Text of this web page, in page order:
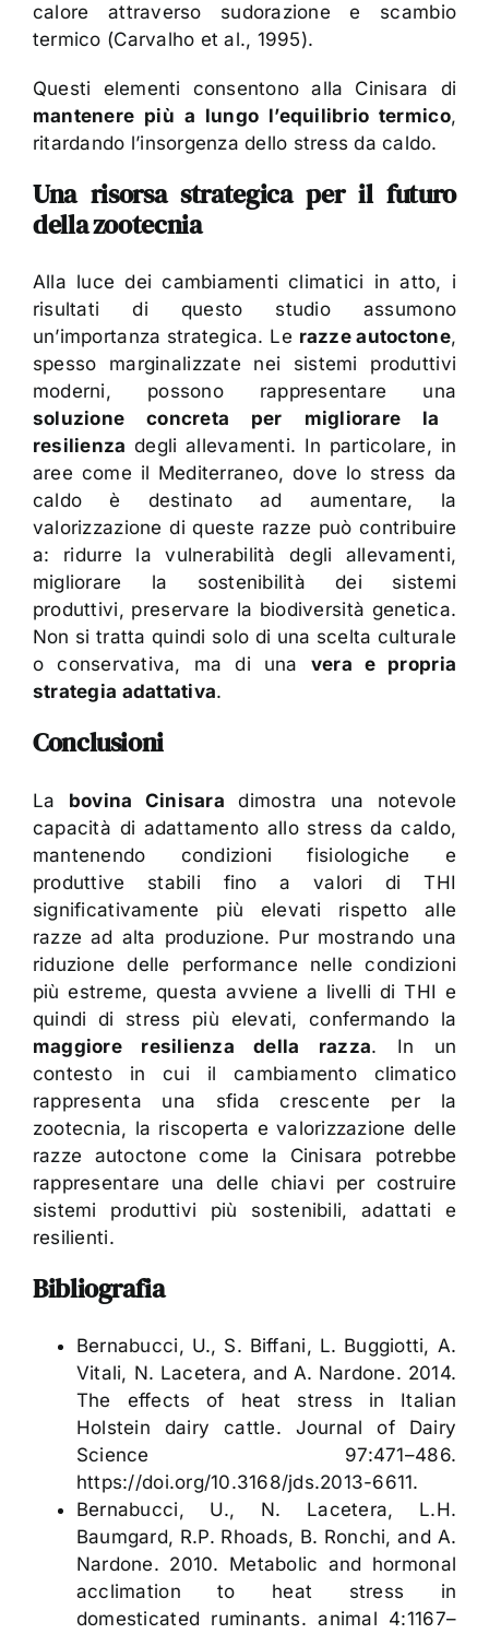
calore attraverso sudorazione e scambio
termico (Carvalho et al., 1995).
Questi elementi consentono alla Cinisara di
mantenere più a lungo l’equilibrio termico,
ritardando l’insorgenza dello stress da caldo.
Una risorsa strategica per il futuro
della zootecnia
Alla luce dei cambiamenti climatici in atto, i
risultati di questo studio assumono
un’importanza strategica. Le razze autoctone,
spesso marginalizzate nei sistemi produttivi
moderni, possono rappresentare una
soluzione concreta per migliorare la
resilienza degli allevamenti. In particolare, in
aree come il Mediterraneo, dove lo stress da
caldo è destinato ad aumentare, la
valorizzazione di queste razze può contribuire
a: ridurre la vulnerabilità degli allevamenti,
migliorare la sostenibilità dei sistemi
produttivi, preservare la biodiversità genetica.
Non si tratta quindi solo di una scelta culturale
o conservativa, ma di una vera e propria
strategia adattativa.
Conclusioni
La bovina Cinisara dimostra una notevole
capacità di adattamento allo stress da caldo,
mantenendo condizioni fisiologiche e
produttive stabili fino a valori di THI
significativamente più elevati rispetto alle
razze ad alta produzione. Pur mostrando una
riduzione delle performance nelle condizioni
più estreme, questa avviene a livelli di THI e
quindi di stress più elevati, confermando la
maggiore resilienza della razza. In un
contesto in cui il cambiamento climatico
rappresenta una sfida crescente per la
zootecnia, la riscoperta e valorizzazione delle
razze autoctone come la Cinisara potrebbe
rappresentare una delle chiavi per costruire
sistemi produttivi più sostenibili, adattati e
resilienti.
Bibliografia
Bernabucci, U., S. Biffani, L. Buggiotti, A.
Vitali, N. Lacetera, and A. Nardone. 2014.
The effects of heat stress in Italian
Holstein dairy cattle. Journal of Dairy
Science 97:471–486.
https://doi.org/10.3168/jds.2013-6611.
Bernabucci, U., N. Lacetera, L.H.
Baumgard, R.P. Rhoads, B. Ronchi, and A.
Nardone. 2010. Metabolic and hormonal
acclimation to heat stress in
domesticated ruminants. animal 4:1167–